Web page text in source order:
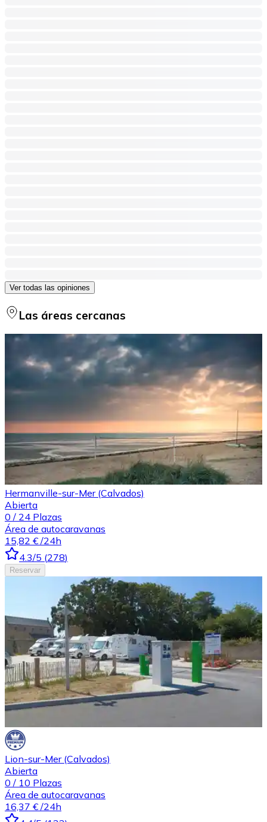
Ver todas las opiniones
Las áreas cercanas
Hermanville-sur-Mer (Calvados)
Abierta
0 / 24 Plazas
Área de autocaravanas
15,82 € /24h
4.3/5 (278)
Reservar
Lion-sur-Mer (Calvados)
Abierta
0 / 10 Plazas
Área de autocaravanas
16,37 € /24h